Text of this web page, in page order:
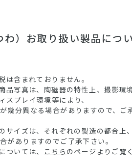
わ）お取り扱い製品につ
は含まれておりません。
品写真は、陶磁器の特性上、撮影環
スプレイ環境等により、
幾分異なる場合がありますので、ご
サイズは、それぞれの製造の都合上
がありますのでご了承下さい。
ついては、
こちら のページよりご覧